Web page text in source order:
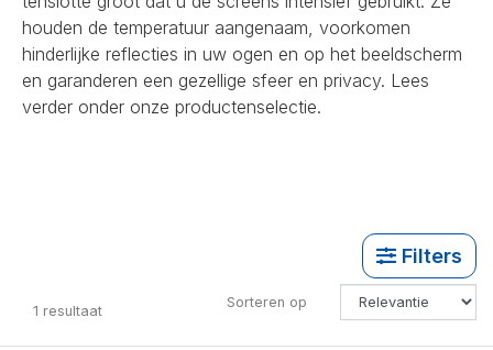
houden de temperatuur aangenaam, voorkomen
hinderlijke reflecties in uw ogen en op het beeldscherm
en garanderen een gezellige sfeer en privacy. Lees
verder onder onze productenselectie.
Filters
1 resultaat Sorteren op